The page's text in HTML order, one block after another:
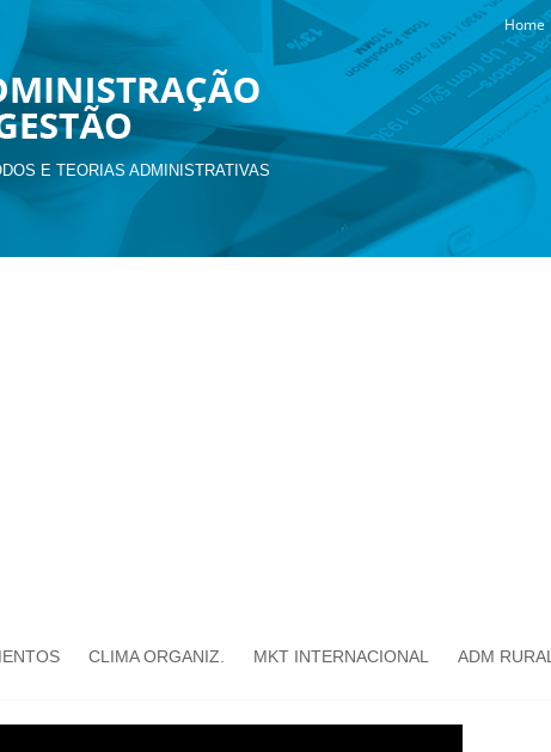
Home
E TEORIAS ADMINISTRATIVAS
CLIMA ORGANIZ. MKT INTERNACIONAL ADM RURAL